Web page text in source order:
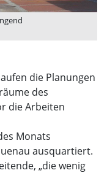
die Planungen
des
die Arbeiten
Monats
ausquartiert.
„die wenig